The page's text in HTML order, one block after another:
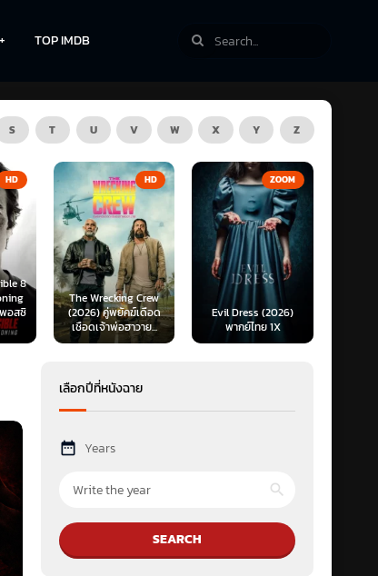
TOP IMDB
S T U V W X Y Z
HD
ดือด
ย...
ZOOM
Evil Dress (2026)
พากย์ไทย 1X
HD
The Dead Place
(2026) พากย์ไทย 1X
เลือกปีที่หนังฉาย
Years
SEARCH